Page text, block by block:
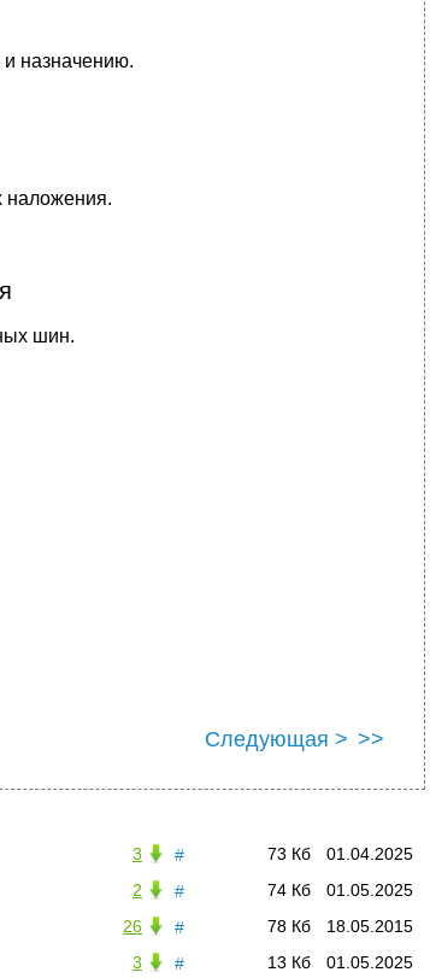
и назначению.
наложения.
шин.
Следующая > >>
# 01.04.2025
73 Кб
3
#
01.05.2025
74 Кб
2
#
18.05.2015
78 Кб
26
#
01.05.2025
13 Кб
3